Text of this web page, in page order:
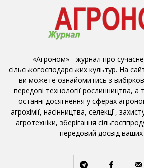
«Агроном» - журнал про
сільськогосподарських культур. На
ви можете ознайомитись з
передові технології рослинництва, а
останні досягнення у сферах
агрохімії, насінництва, селекції,
агротехніки, зберігання
передовий досвід ваших